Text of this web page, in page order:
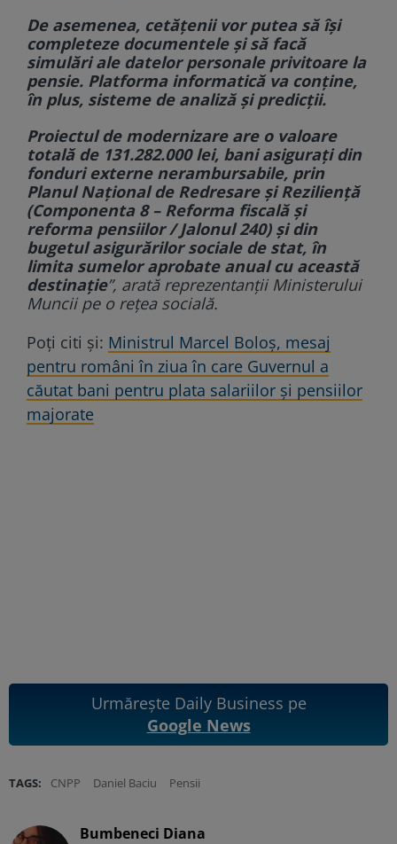
De asemenea, cetățenii vor putea să își
completeze documentele și să facă
simulări ale datelor personale privitoare la
pensie. Platforma informatică va conține,
în plus, sisteme de analiză și predicții.
Proiectul de modernizare are o valoare
totală de 131.282.000 lei, bani asigurați din
fonduri externe nerambursabile, prin
Planul Național de Redresare și Reziliență
(Componenta 8 – Reforma fiscală și
reforma pensiilor / Jalonul 240) și din
bugetul asigurărilor sociale de stat, în
limita sumelor aprobate anual cu această
destinație”, arată reprezentanții Ministerului
Muncii pe o rețea socială.
Poți citi și: Ministrul Marcel Boloș, mesaj
pentru români în ziua în care Guvernul a
căutat bani pentru plata salariilor și pensiilor
majorate
Urmărește Daily Business pe
Google News
TAGS: CNPP Daniel Baciu Pensii
Bumbeneci Diana